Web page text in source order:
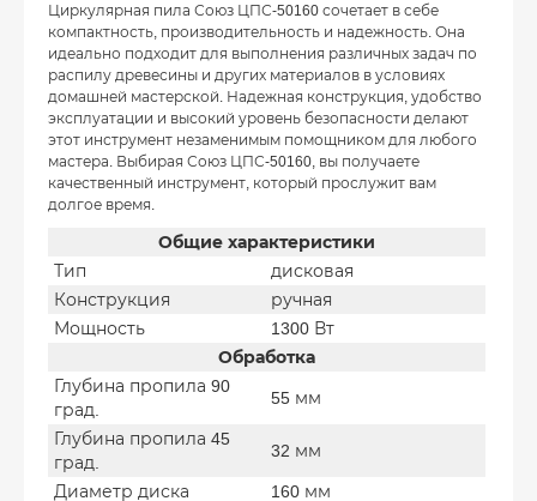
Циркулярная пила Союз ЦПС-50160 сочетает в себе
компактность, производительность и надежность. Она
идеально подходит для выполнения различных задач по
распилу древесины и других материалов в условиях
домашней мастерской. Надежная конструкция, удобство
эксплуатации и высокий уровень безопасности делают
этот инструмент незаменимым помощником для любого
мастера. Выбирая Союз ЦПС-50160, вы получаете
качественный инструмент, который прослужит вам
долгое время.
Общие характеристики
Тип
дисковая
Конструкция
ручная
Мощность
1300 Вт
Обработка
Глубина пропила 90
град.
55 мм
Глубина пропила 45
град.
32 мм
Диаметр диска 160 мм